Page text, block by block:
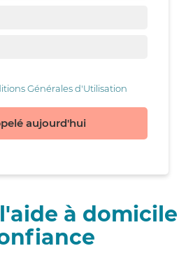
Générales d'Utilisation
aujourd'hui
à domicile